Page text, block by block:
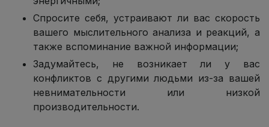
Спросите себя, устраивают ли вас скорость
вашего мыслительного анализа и реакций, а
также вспоминание важной информации;
Задумайтесь, не возникает ли у вас
конфликтов с другими людьми из-за вашей
невнимательности или низкой
производительности.